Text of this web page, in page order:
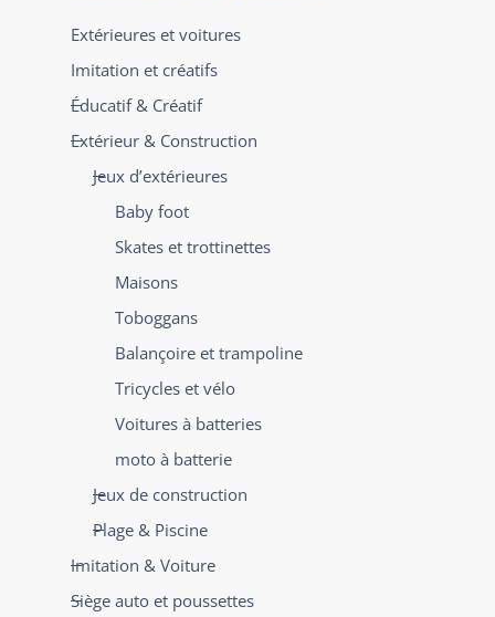
Extérieures et voitures
Imitation et créatifs
Éducatif & Créatif
Extérieur & Construction
Jeux d’extérieures
Baby foot
Skates et trottinettes
Maisons
Toboggans
Balançoire et trampoline
Tricycles et vélo
Voitures à batteries
moto à batterie
Jeux de construction
Plage & Piscine
Imitation & Voiture
Siège auto et poussettes